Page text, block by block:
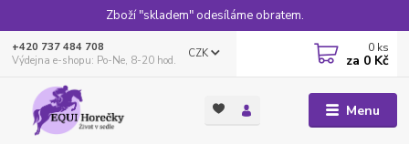
Zboží "skladem" odesíláme obratem.
Menu
CZK
+420 737 484 708
Výdejna e-shopu: Po-Ne, 8-20 hod.
0 ks
za 0 Kč